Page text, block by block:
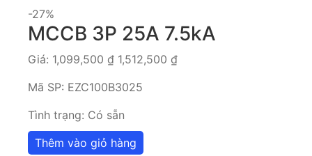
-27%
MCCB 3P 25A 7.5kA
Giá: 1,099,500 ₫ 1,512,500 ₫
Mã SP: EZC100B3025
Tình trạng: Có sẵn
Thêm vào giỏ hàng